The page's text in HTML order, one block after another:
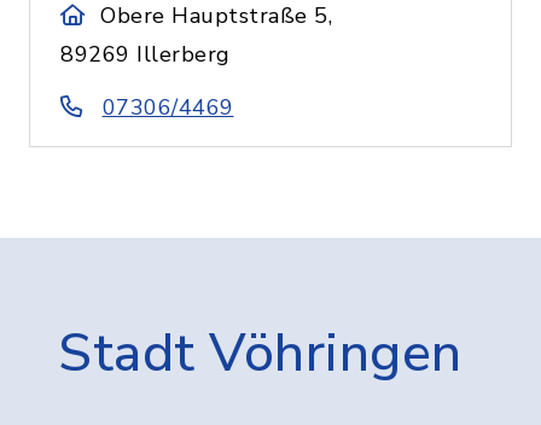
Obere Hauptstraße 5,
89269 Illerberg
07306/4469
Stadt Vöhringen